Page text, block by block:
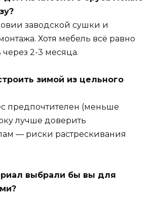
заводской сушки и
Хотя мебель всё равно
через 2-3 месяца.
зимой из цельного
предпочтителен (меньше
лучше доверить
— риски растрескивания
выбрали бы вы для